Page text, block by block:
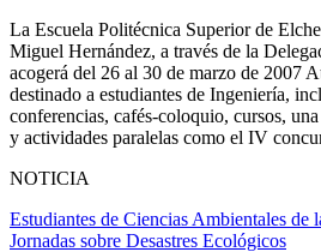
La Escuela Politécnica Superior de
Miguel Hernández, a través de la
acogerá del 26 al 30 de marzo de 2007
destinado a estudiantes de Ingeniería,
conferencias, cafés-coloquio, cursos,
y actividades paralelas como el IV
NOTICIA
Estudiantes de Ciencias Ambientales
Jornadas sobre Desastres Ecológicos